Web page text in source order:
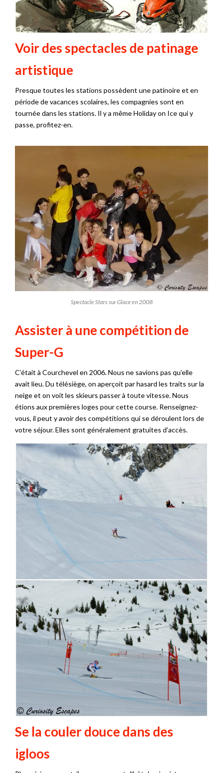
Voir des spectacles de patinage
artistique
Presque toutes les stations possèdent une patinoire et en
période de vacances scolaires, les compagnies sont en
tournée dans les stations. Il y a même Holiday on Ice qui y
passe, profitez-en.
Spectacle Stars sur Glace en 2008
Assister à une compétition de
Super-G
C’était à Courchevel en 2006. Nous ne savions pas qu’elle
avait lieu. Du télésiège, on aperçoit par hasard les traits sur la
neige et on voit les skieurs passer à toute vitesse. Nous
étions aux premières loges pour cette course. Renseignez-
vous, il peut y avoir des compétitions qui se déroulent lors de
votre séjour. Elles sont généralement gratuites d’accès.
Se la couler douce dans des
igloos